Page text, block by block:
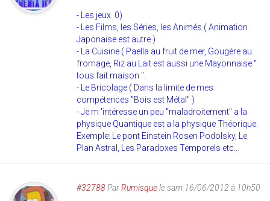
- Les jeux. 0)
- Les Films, les Séries, les Animés ( Animation
Japonaise est autre )
- La Cuisine ( Paella au fruit de mer, Gougère au
fromage, Riz au Lait est aussi une Mayonnaise "
tous fait maison ".
- Le Bricolage ( Dans la limite de mes
compétences "Bois est Métal" )
- Je m 'intéresse un peu "maladroitement" a la
physique Quantique est a la physique Théorique.
Exemple: Le pont Einstein Rosen Podolsky, Le
Plan Astral, Les Paradoxes Temporels etc...
#32788ParRumisquele sam 16/06/2012 à 10h50